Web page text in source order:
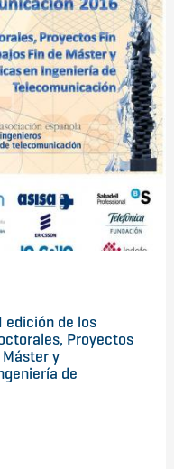
edición de los
Proyectos
y
de